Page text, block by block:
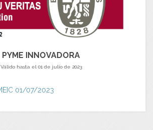
PYME INNOVADORA
Válido hasta el 01 de julio de 2023